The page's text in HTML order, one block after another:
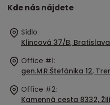
Kde nás nájdete
Sídlo:
Klincová 37/B, Bratislava
Office #1:
gen.M.R.Štefánika 12,
Office #2:
Kamenná cesta 8332,